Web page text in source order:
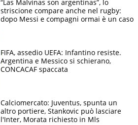
“Las Malvinas son argentinas”, lo
striscione compare anche nel rugby:
dopo Messi e compagni ormai è un caso
FIFA, assedio UEFA: Infantino resiste.
Argentina e Messico si schierano,
CONCACAF spaccata
Calciomercato: Juventus, spunta un
altro portiere, Stankovic può lasciare
l'Inter, Morata richiesto in Mls